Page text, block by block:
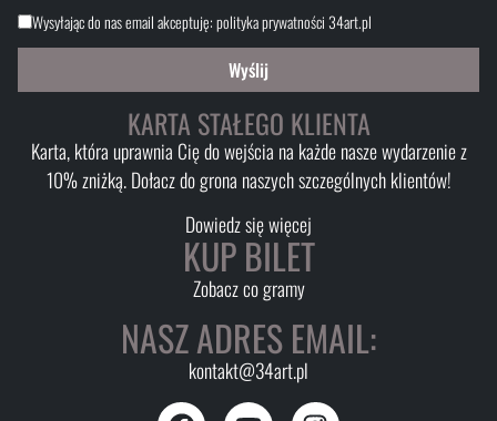
Wysyłając do nas email akceptuję:polityka prywatności 34art.pl
Wyślij
KARTA STAŁEGO KLIENTA
Karta, która uprawnia Cię do wejścia na każde nasze wydarzenie z
10% zniżką. Dołacz do grona naszych szczególnych klientów!
Dowiedz się więcej
KUP BILET
Zobacz co gramy
NASZ ADRES EMAIL:
kontakt@34art.pl